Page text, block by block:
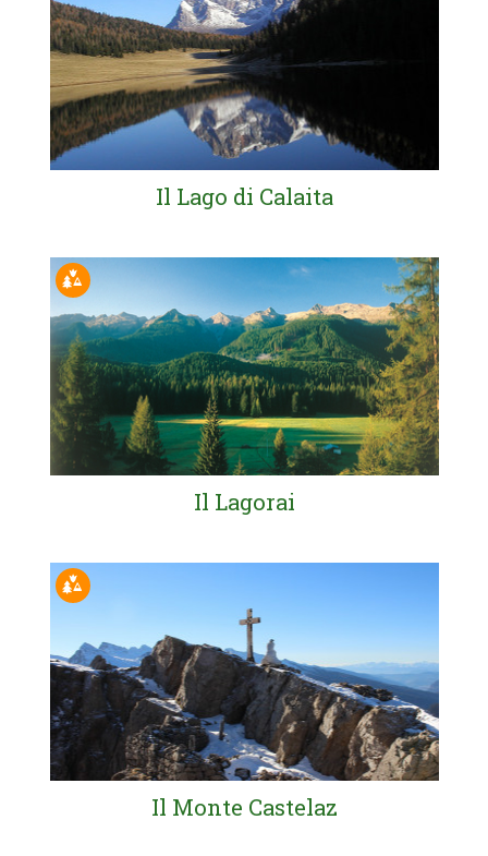
Il Lago di Calaita
Il Lagorai
Il Monte Castelaz